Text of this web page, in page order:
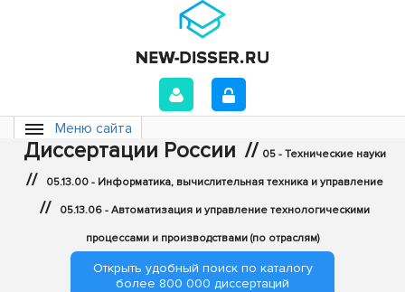
Меню сайта
Диссертации России // 05 - Технические науки
// 05.13.00 - Информатика, вычислительная техника и управление
// 05.13.06 - Автоматизация и управление технологическими
процессами и производствами (по отраслям)
Открыть удобный поиск по каталогу
более 800 000 диссертаций